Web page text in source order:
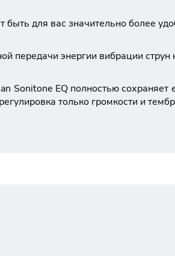
быть для вас значительно более
передачи энергии вибрации струн
Sonitone EQ полностью сохраняет
только громкости и